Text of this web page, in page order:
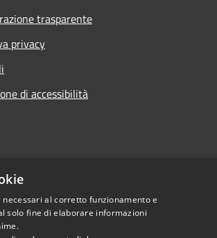
trasparente
privacy
di accessibilità
al corretto funzionamento e
solo fine di elaborare informazioni